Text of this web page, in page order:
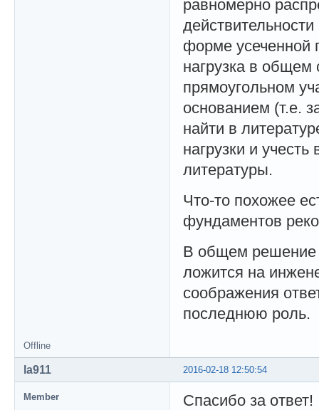
равномерно
форме усеченной
нагрузка в общем
прямоугольном
основанием (т.е.
найти в
нагрузки и
литературы.
Что-то похожее
фундаментов
В общем решение
ложится на
соображения
последнюю роль.
Offline
2016-02-18 12:50:54
la911
Member
Спасибо за ответ!